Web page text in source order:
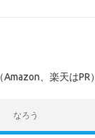
、楽天はPR）
なろう